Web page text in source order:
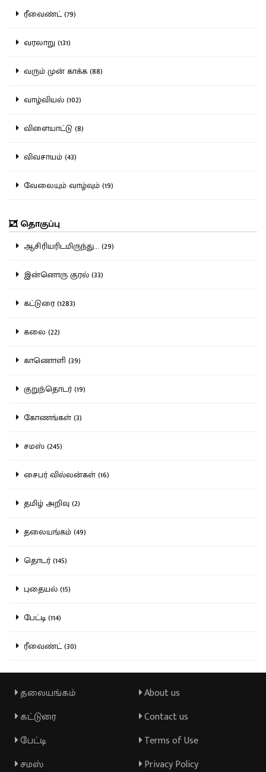
ரீவைண்ட் (79)
வரலாறு (131)
வரும் முன் காக்க (88)
வாழ்வியல் (102)
விளையாட்டு (8)
விவசாயம் (43)
வேலையும் வாழ்வும் (19)
தொகுப்பு
ஆசிரியரிடமிருந்து... (29)
இன்னொரு குரல் (33)
கட்டுரை (1283)
கலை (22)
காணொளி (39)
குறுந்தொடர் (19)
கோணங்கள் (3)
சமஸ் (245)
சைபர் வில்லன்கள் (16)
தமிழ் அறிவு (2)
தலையங்கம் (49)
தொடர் (145)
புதையல் (15)
பேட்டி (114)
ரீவைண்ட் (30)
தலையங்கம்
கட்டுரை
பேட்டி
சமஸ்
About us
Contact us
Terms of Use
Privacy Policy